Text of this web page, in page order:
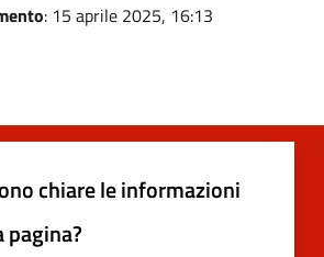
: 15 aprile 2025, 16:13
chiare le informazioni
pagina?